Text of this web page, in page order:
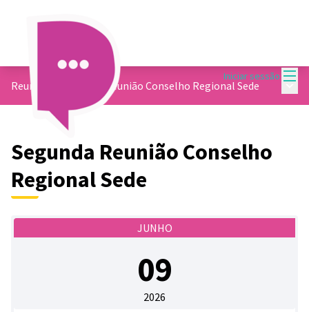
Iniciar sessão
Reuniões Segunda Reunião Conselho Regional Sede
Segunda Reunião Conselho
Regional Sede
JUNHO
09
2026